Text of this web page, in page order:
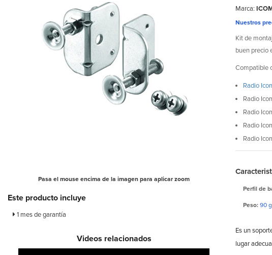
Pasa el mouse encima de la imagen para aplicar zoom
Este producto incluye
1 mes de garantía
Videos relacionados
Marca:
Nuestros
Kit de
buen precio
Compatible
Radio
Radio
Radio
Radio
Radio
Perfil de
Peso: 90 g
Es un
lugar